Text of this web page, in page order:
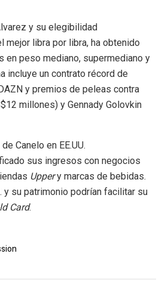
y su elegibilidad
mejor libra por libra, ha obtenido
en peso mediano, supermediano y
incluye un contrato récord de
y premios de peleas contra
millones) y Gennady Golovkin
Canelo en EE.UU.
sus ingresos con negocios
Uppery marcas de bebidas.
y su patrimonio podrían facilitar su
Card.